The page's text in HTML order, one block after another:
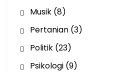
Musik(8)
Pertanian(3)
Politik(23)
Psikologi(9)